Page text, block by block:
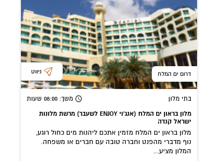
דרום ים המלח ניווט
בתי מלון משך: 08:00 שעות
מלון בראון ים המלח (אנג'וי ENJOY לשעבר) מרשת מלונות
ישראל קנדה
מלון בראון ים המלח מזמין אתכם ליהנות מים כחול רוגע,
נוף מדברי מהפנט וחברה טובה עם חברים או משפחה.
המלון מציע...